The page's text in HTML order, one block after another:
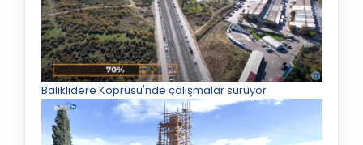
Balıklıdere Köprüsü'nde çalışmalar sürüyor